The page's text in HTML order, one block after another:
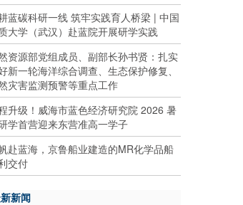
蓝碳科研一线 筑牢实践育人桥梁 | 中国
大学（武汉）赴蓝院开展研学实践
资源部党组成员、副部长孙书贤：扎实
新一轮海洋综合调查、生态保护修复、
灾害监测预警等重点工作
升级！威海市蓝色经济研究院 2026 暑
学首营迎来东营准高一学子
赴蓝海，京鲁船业建造的MR化学品船
交付
新闻